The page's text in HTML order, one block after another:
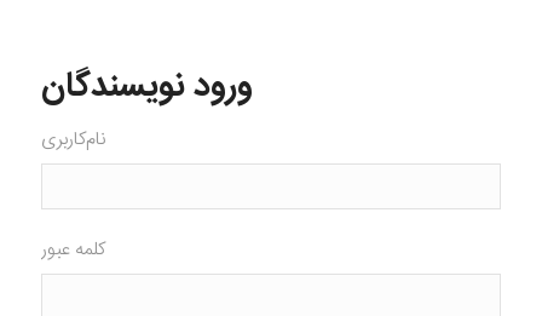
ورود نویسندگان
نام‌کاربری
کلمه عبور